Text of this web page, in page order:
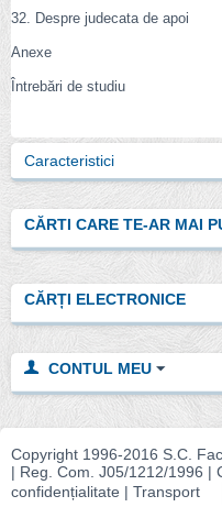
32. Despre judecata de apoi
Anexe
Întrebări de studiu
Caracteristici
CĂRTI CARE TE-AR MAI
CĂRȚI ELECTRONICE
CONTUL MEU
Copyright 1996-2016 S.C.
| Reg. Com. J05/1212/1996 |
confidențialitate | Transport